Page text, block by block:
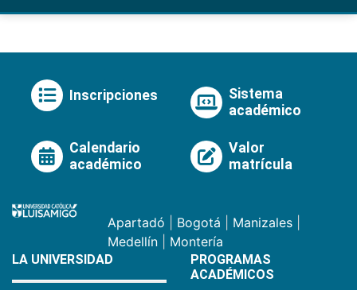
Inscripciones
Sistema
académico
Calendario
académico
Valor
matrícula
Apartadó Bogotá Manizales
Medellín
Montería
LA UNIVERSIDAD
PROGRAMAS
ACADÉMICOS